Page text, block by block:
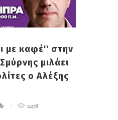
με καφέ'' στην
μιλάει
ο Αλέξης
2278